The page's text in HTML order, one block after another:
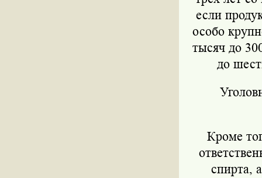
если
особо
тысяч до
до
Кроме
спирта,